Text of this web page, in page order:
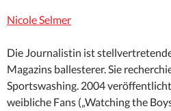
Nicole Selmer
Die Journalistin ist
Magazins ballesterer. Sie
Sportswashing. 2004
weibliche Fans („Watching the